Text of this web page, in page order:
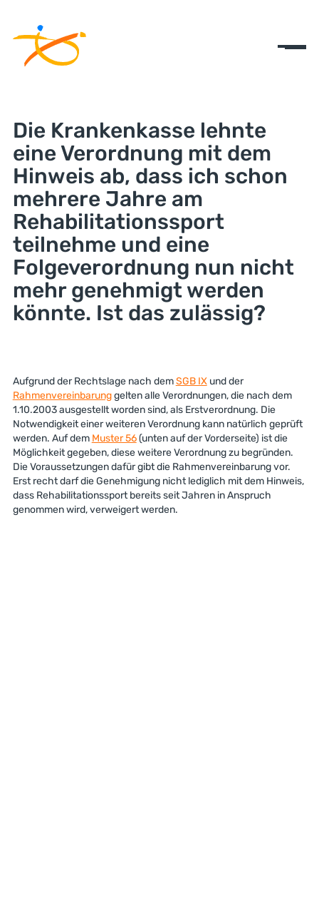
Die Krankenkasse lehnte
eine Verordnung mit dem
Hinweis ab, dass ich schon
mehrere Jahre am
Rehabilitationssport
teilnehme und eine
Folgeverordnung nun nicht
mehr genehmigt werden
könnte. Ist das zulässig?
Aufgrund der Rechtslage nach demSGB IXund der
Rahmenvereinbarunggelten alle Verordnungen, die nach dem
1.10.2003 ausgestellt worden sind, als Erstverordnung. Die
Notwendigkeit einer weiteren Verordnung kann natürlich geprüft
werden. Auf dem Muster 56(unten auf der Vorderseite) ist die
Möglichkeit gegeben, diese weitere Verordnung zu begründen.
Die Voraussetzungen dafür gibt die Rahmenvereinbarung vor.
Erst recht darf die Genehmigung nicht lediglich mit dem Hinweis,
dass Rehabilitationssport bereits seit Jahren in Anspruch
genommen wird, verweigert werden.